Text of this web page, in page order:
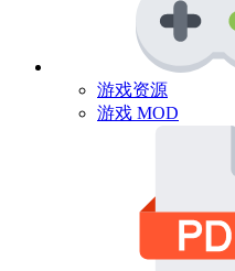
游戏资源
游戏 MOD